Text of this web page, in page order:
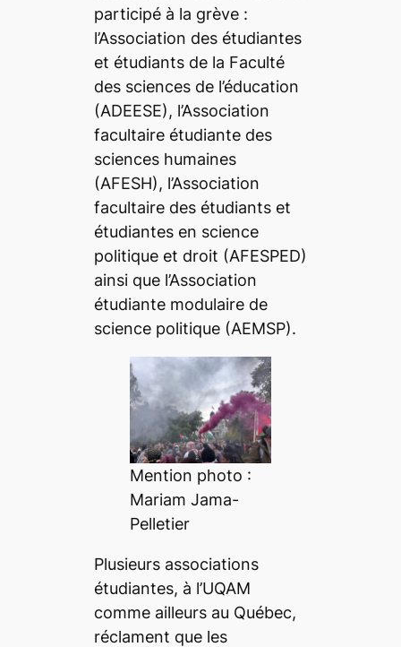
participé à la grève :
l’Association des étudiantes
et étudiants de la Faculté
des sciences de l’éducation
(ADEESE), l’Association
facultaire étudiante des
sciences humaines
(AFESH), l’Association
facultaire des étudiants et
étudiantes en science
politique et droit (AFESPED)
ainsi que l’Association
étudiante modulaire de
science politique (AEMSP).
Mention photo :
Mariam Jama-
Pelletier
Plusieurs associations
étudiantes, à l’UQAM
comme ailleurs au Québec,
réclament que les